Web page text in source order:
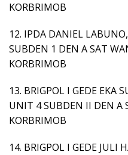
KORBRIMOB
12. IPDA DANIEL
SUBDEN 1 DEN A SAT
KORBRIMOB
13. BRIGPOL I GEDE EKA
UNIT 4 SUBDEN II DEN A
KORBRIMOB
14. BRIGPOL I GEDE JULI